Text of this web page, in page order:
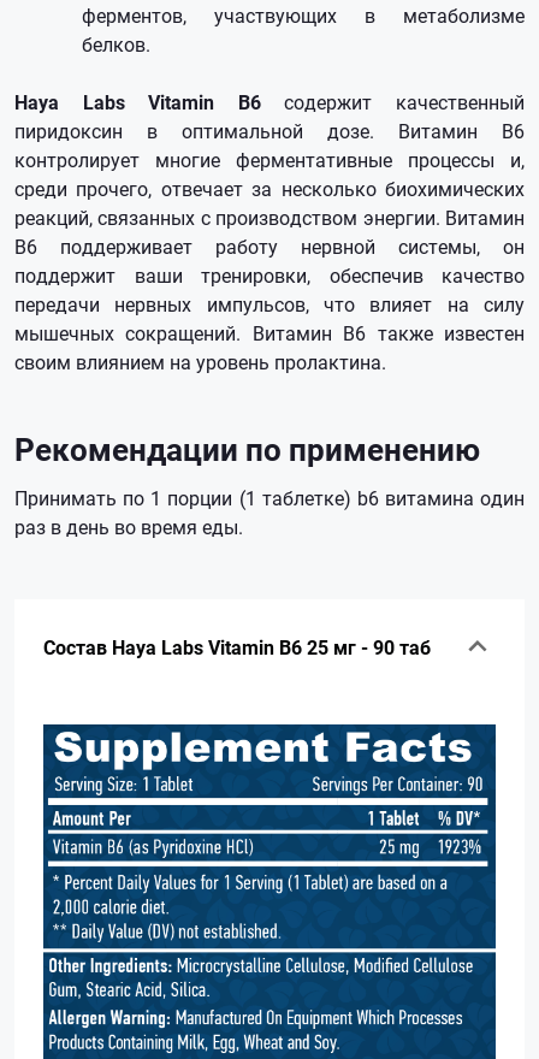
ферментов, участвующих в метаболизме
белков.
Haya Labs Vitamin B6содержит качественный
пиридоксин в оптимальной дозе. Витамин B6
контролирует многие ферментативные процессы и,
среди прочего, отвечает за несколько биохимических
реакций, связанных с производством энергии. Витамин
В6 поддерживает работу нервной системы, он
поддержит ваши тренировки, обеспечив качество
передачи нервных импульсов, что влияет на силу
мышечных сокращений. Витамин B6 также известен
своим влиянием на уровень пролактина.
Рекомендации по применению
Принимать по 1 порции (1 таблетке) b6 витамина один
раз в день во время еды.
Состав Haya Labs Vitamin B6 25 мг - 90 таб